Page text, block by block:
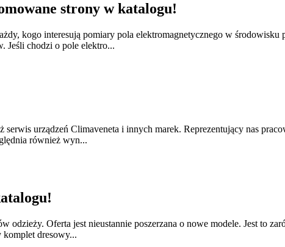
strony w katalogu!
kogo interesują pomiary pola elektromagnetycznego w
Jeśli chodzi o pole elektro...
serwis urządzeń Climaveneta i innych marek. Reprezentujący nas
również wyn...
Oferta jest nieustannie poszerzana o nowe modele. Jest to
dresowy...